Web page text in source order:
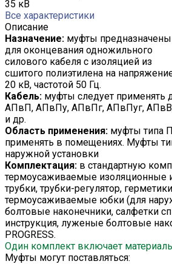
35 кВ
Все характеристики
Описание
Назначение: муфты предназначены
для оконцевания одножильного
силового кабеля с изоляцией из
сшитого полиэтилена на
20 кВ, частотой 50 Гц.
Кабель: муфты следует применять
АПвП, АПвПу, АПвПг, АПвПуг,
и др.
Область применения: муфты типа
применять в помещениях. Муфты
наружной установки
Комплектация: в стандартную
термоусаживаемые изоляционные
трубки, трубки-регулятор,
термоусаживаемые юбки (для
болтовые наконечники, салфетки
инструкция, луженые болтовые
PROGRESS.
Один комплект включает
Муфты могут поставляться: